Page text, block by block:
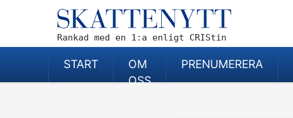
Rankad med en 1:a enligt CRIStin
START
OM
OSS
PRENUMERERA